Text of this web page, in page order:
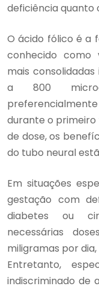
deficiência quanto
O ácido fólico é a
conhecido como
mais
a 800
durante o primeiro
de dose, os
do tubo neural
Em situações
gestação com
diabetes ou
necessárias
miligramas por
Entretanto,
indiscriminado de